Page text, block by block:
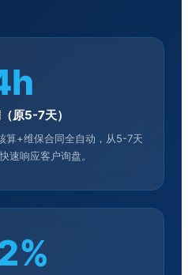
原5-7天）
算+维保合同全自动，从5-7天
速响应客户询盘。